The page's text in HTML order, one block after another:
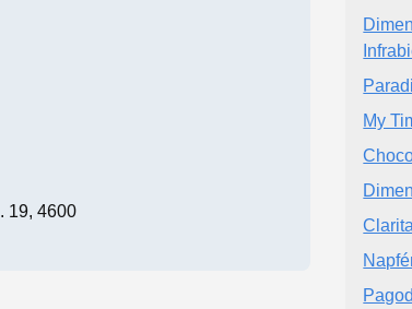
19, 4600
My